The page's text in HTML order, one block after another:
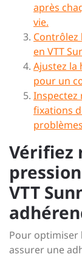
après
vie.
Contrôlez
en VTT
Ajustez la
pour un
Inspectez
fixations
Vérifiez
VTT
Pour optimiser
assurer une